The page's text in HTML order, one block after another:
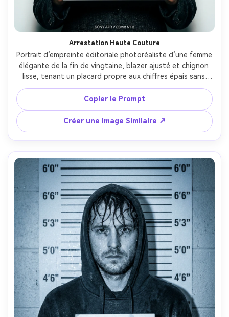
Arrestation Haute Couture
Portrait d’empreinte éditoriale photoréaliste d’une femme
élégante de la fin de vingtaine, blazer ajusté et chignon
lisse, tenant un placard propre aux chiffres épais sans
empattement, mur de tableau blanc impeccable, flash
beauté puissant pour reflets nets, étalonnage magazine
haut de gamme, prise sur Sony A7R V avec 85mm, cadrage
symétrique, mise au point tranchante, réalisme luxueux --
ar 4:5
Copier le Prompt
Créer une Image Similaire ↗